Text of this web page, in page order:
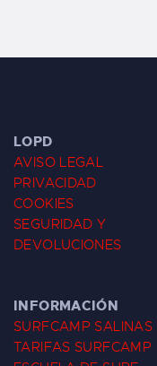
LOPD
AVISO LEGAL
PRIVACIDAD
COOKIES
SEGURIDAD Y
DEVOLUCIONES
INFORMACIÓN
SURFCAMP SALINAS
TARIFAS SURFCAMP